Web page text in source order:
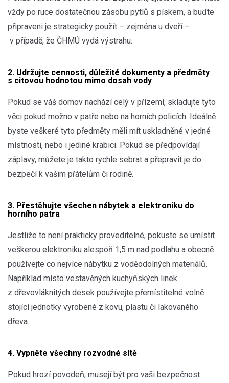
vždy po ruce dostatečnou zásobu pytlů s pískem, a buďte
připraveni je strategicky použít – zejména u dveří –
v případě, že ČHMÚ vydá výstrahu.
2. Udržujte cennosti, důležité dokumenty a předměty
s citovou hodnotou mimo dosah vody
Pokud se váš domov nachází celý v přízemí, skladujte tyto
věci pokud možno v patře nebo na horních policích. Ideálně
byste veškeré tyto předměty měli mít uskladněné v jedné
místnosti, nebo i jediné krabici. Pokud se předpovídají
záplavy, můžete je takto rychle sebrat a přepravit je do
bezpečí k vašim přátelům či rodině.
3. Přestěhujte všechen nábytek a elektroniku do
horního patra
Jestliže to není prakticky proveditelné, pokuste se umístit
veškerou elektroniku alespoň 1,5 m nad podlahu a obecně
používejte co nejvíce nábytku z voděodolných materiálů.
Například místo vestavěných kuchyňských linek
z dřevovláknitých desek používejte přemístitelné volně
stojící jednotky vyrobené z kovu, plastu či lakovaného
dřeva.
4. Vypněte všechny rozvodné sítě
Pokud hrozí povodeň, musejí být pro vaši bezpečnost